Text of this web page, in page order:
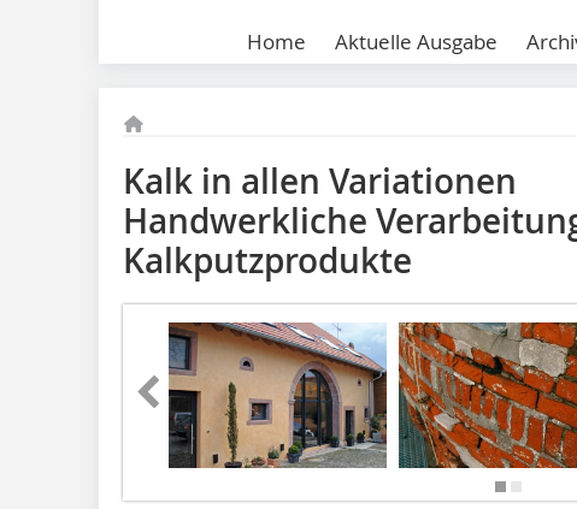
Home Aktuelle Ausgabe
Kalk in allen Variationen
Handwerkliche
Kalkputzprodukte